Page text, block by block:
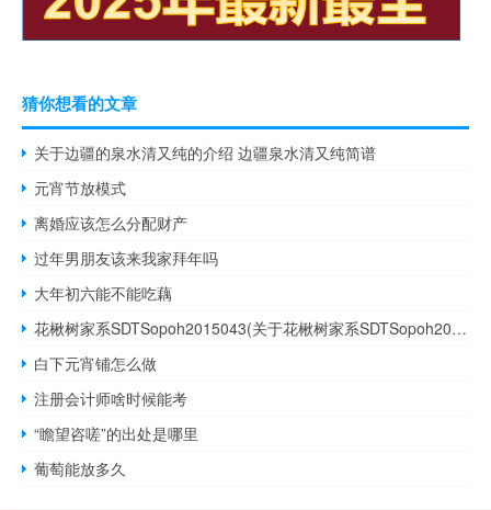
猜你想看的文章
关于边疆的泉水清又纯的介绍 边疆泉水清又纯简谱
元宵节放模式
离婚应该怎么分配财产
过年男朋友该来我家拜年吗
大年初六能不能吃藕
花楸树家系SDTSopoh2015043(关于花楸树家系SDTSopoh2015043简述)
白下元宵铺怎么做
注册会计师啥时候能考
“瞻望咨嗟”的出处是哪里
葡萄能放多久